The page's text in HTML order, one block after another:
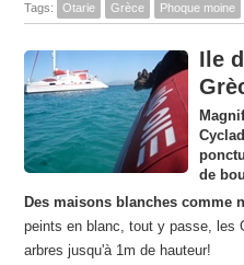
Tags: Otarie Grèce Phoque moine
Ile
de
Des maisons blanches comme
peints en blanc, tout y passe, les
arbres jusqu'à 1m de hauteur!